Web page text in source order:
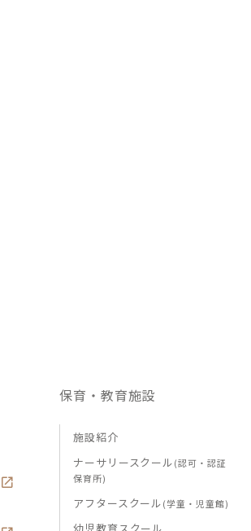
保育・教育施設
施設紹介
ナーサリースクール(認可・認証
保育所)
アフタースクール(学童・児童館)